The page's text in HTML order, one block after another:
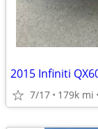
2015 Infiniti
7/17 179k mi